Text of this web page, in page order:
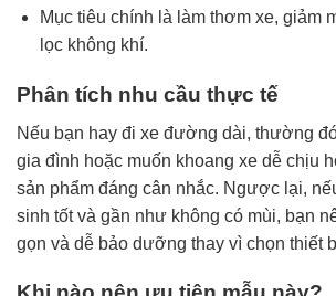
Mục tiêu chính là làm thơm xe, giảm
lọc không khí.
Phân tích nhu cầu thực tế
Nếu bạn hay đi xe đường dài, thường
gia đình hoặc muốn khoang xe dễ chịu
sản phẩm đáng cân nhắc. Ngược lại,
sinh tốt và gần như không có mùi, bạn
gọn và dễ bảo dưỡng thay vì chọn thiết